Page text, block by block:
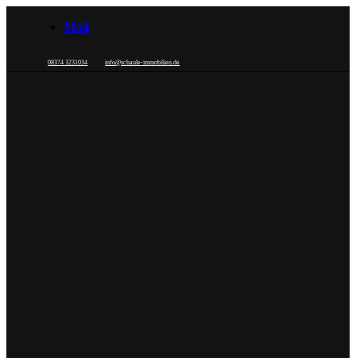
Mail
08374 3231034 info@schaule-immobilien.de